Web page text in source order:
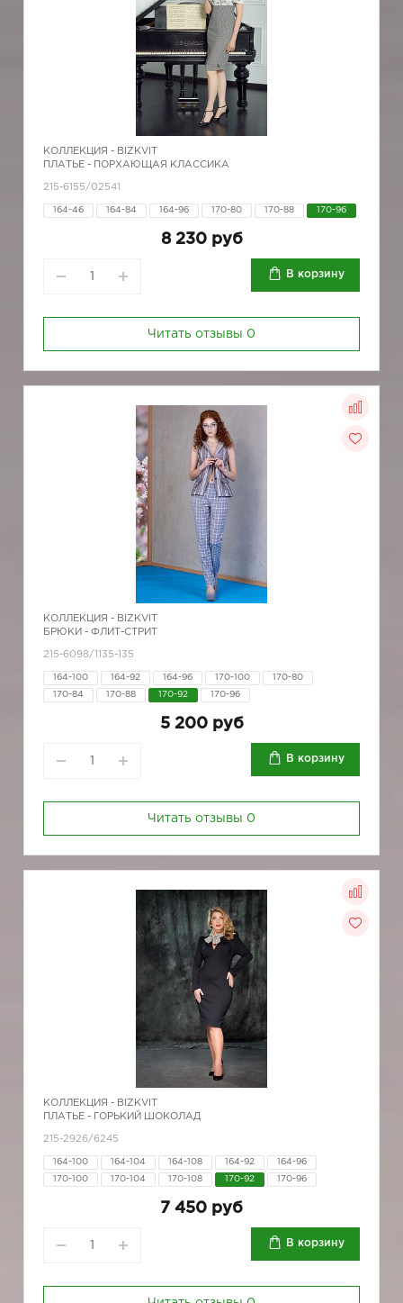
КОЛЛЕКЦИЯ - BIZKVIT
ПЛАТЬЕ - ПОРХАЮЩАЯ КЛАССИКА
215-6155/02541
164-46 164-84 164-96 170-80 170-88 170-96
8 230 руб
В корзину
Читать отзывы 0
КОЛЛЕКЦИЯ - BIZKVIT
БРЮКИ - ФЛИТ-СТРИТ
215-6098/1135-135
164-100 164-92 164-96 170-100 170-80
170-84 170-88 170-92 170-96
5 200 руб
В корзину
Читать отзывы 0
КОЛЛЕКЦИЯ - BIZKVIT
ПЛАТЬЕ - ГОРЬКИЙ ШОКОЛАД
215-2926/6245
164-100 164-104 164-108 164-92 164-96
170-100 170-104 170-108 170-92 170-96
7 450 руб
В корзину